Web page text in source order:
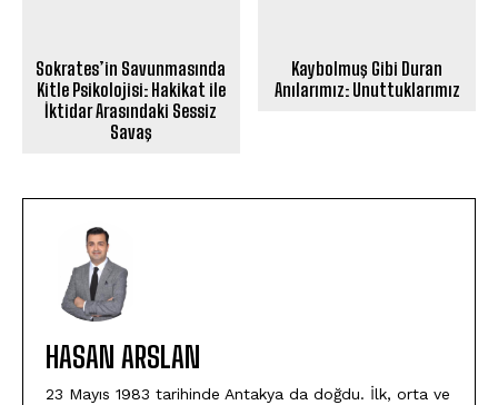
Sokrates’in Savunmasında
Kitle Psikolojisi: Hakikat ile
İktidar Arasındaki Sessiz
Savaş
Kaybolmuş Gibi Duran
Anılarımız: Unuttuklarımız
HASAN ARSLAN
23 Mayıs 1983 tarihinde Antakya da doğdu. İlk, orta ve